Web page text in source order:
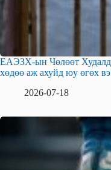
ЕАЭЗХ-ын Чөлөөт
хөдөө аж ахуйд юу өгөх
2026-07-18